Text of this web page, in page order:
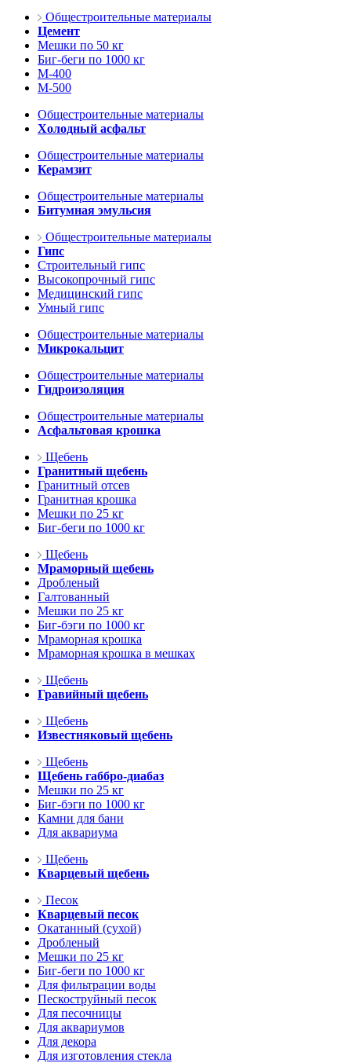
Общестроительные материалы
Цемент
Мешки по 50 кг
Биг-беги по 1000 кг
М-400
М-500
Общестроительные материалы
Холодный асфальт
Общестроительные материалы
Керамзит
Общестроительные материалы
Битумная эмульсия
Общестроительные материалы
Гипс
Строительный гипс
Высокопрочный гипс
Медицинский гипс
Умный гипс
Общестроительные материалы
Микрокальцит
Общестроительные материалы
Гидроизоляция
Общестроительные материалы
Асфальтовая крошка
Щебень
Гранитный щебень
Гранитный отсев
Гранитная крошка
Мешки по 25 кг
Биг-беги по 1000 кг
Щебень
Мраморный щебень
Дробленый
Галтованный
Мешки по 25 кг
Биг-бэги по 1000 кг
Мраморная крошка
Мраморная крошка в мешках
Щебень
Гравийный щебень
Щебень
Известняковый щебень
Щебень
Щебень габбро-диабаз
Мешки по 25 кг
Биг-бэги по 1000 кг
Камни для бани
Для аквариума
Щебень
Кварцевый щебень
Песок
Кварцевый песок
Окатанный (сухой)
Дробленый
Мешки по 25 кг
Биг-беги по 1000 кг
Для фильтрации воды
Пескоструйный песок
Для песочницы
Для аквариумов
Для декора
Для изготовления стекла